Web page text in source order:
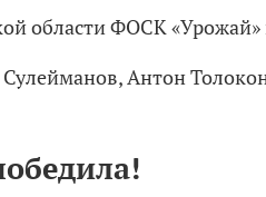
области ФОСК «Урожай»
Антон